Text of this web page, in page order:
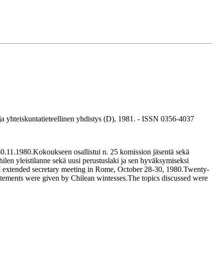
yhdistys (D), 1981. - ISSN 0356-4037
osallistui n. 25 komission jäsentä sekä
yleistilanne sekä uusi perustuslaki ja sen hyväksymiseksi
secretary meeting in Rome, October 28-30, 1980.Twenty-
were given by Chilean wintesses.The topics discussed were